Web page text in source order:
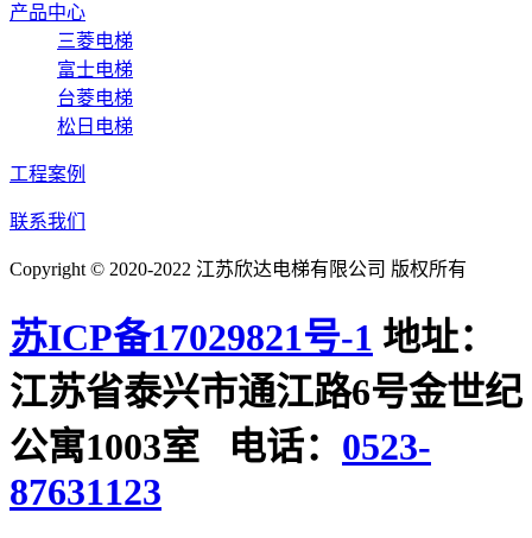
产品中心
三菱电梯
富士电梯
台菱电梯
松日电梯
工程案例
联系我们
Copyright © 2020-2022 江苏欣达电梯有限公司 版权所有
苏ICP备17029821号-1 地址：
江苏省泰兴市通江路6号金世纪
公寓1003室 电话： 0523-
87631123